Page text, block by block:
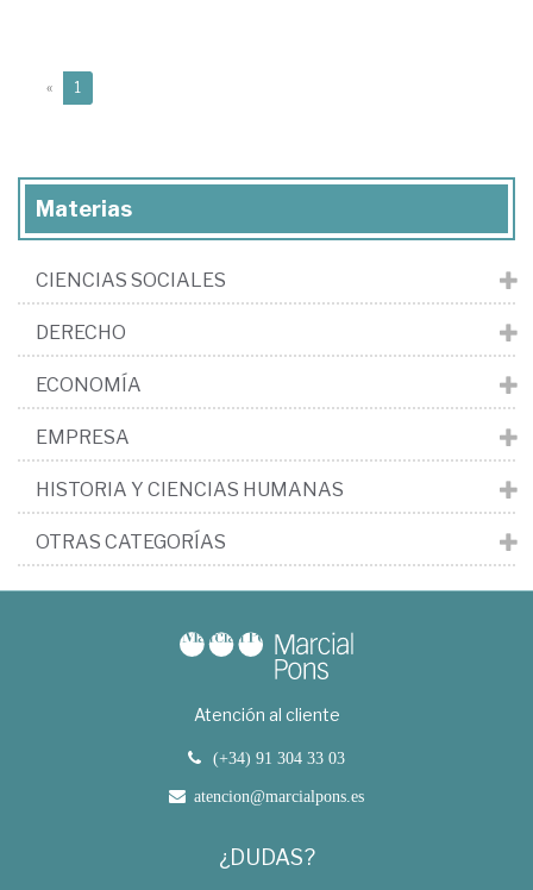
« 1
Materias
CIENCIAS SOCIALES
DERECHO
ECONOMÍA
EMPRESA
HISTORIA Y CIENCIAS HUMANAS
OTRAS CATEGORÍAS
Atención al cliente
(+34) 91 304 33 03
atencion@marcialpons.es
¿DUDAS?